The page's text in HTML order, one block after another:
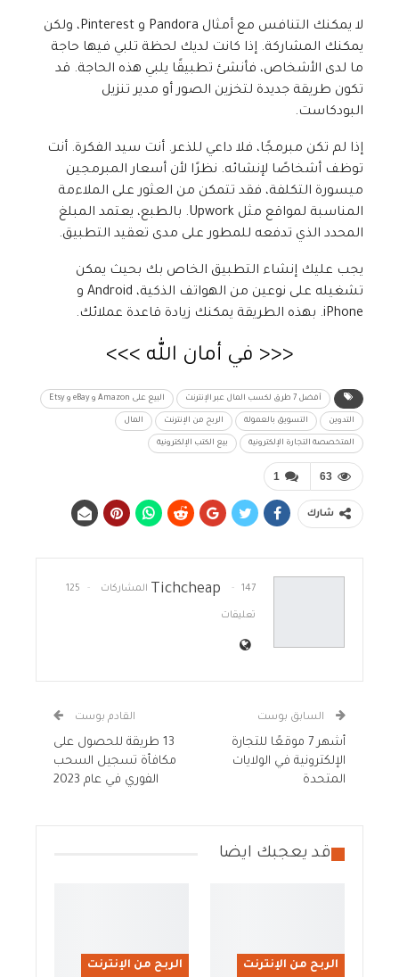
لا يمكنك التنافس مع أمثال Pandora و Pinterest، ولكن
يمكنك المشاركة. إذا كانت لديك لحظة تلبي فيها حاجة
ما لدى الأشخاص، فأنشئ تطبيقًا يلبي هذه الحاجة. قد
تكون طريقة جديدة لتخزين الصور أو مدير تنزيل
البودكاست.
إذا لم تكن مبرمجًا، فلا داعي للذعر. أنت سيد الفكرة. أنت
توظف أشخاصًا لإنشائه. نظرًا لأن أسعار المبرمجين
ميسورة التكلفة، فقد تتمكن من العثور على الملاءمة
المناسبة لمواقع مثل Upwork. بالطبع، يعتمد المبلغ
المحدد الذي تدفعه للمطور على مدى تعقيد التطبيق.
يجب عليك إنشاء التطبيق الخاص بك بحيث يمكن
تشغيله على نوعين من الهواتف الذكية، Android و
iPhone. بهذه الطريقة يمكنك زيادة قاعدة عملائك.
<<< في أمان الله >>>
أفضل 7 طرق لكسب المال عبر الإنترنت البيع على Amazon و eBay و Etsy
التدوين التسويق بالعمولة الربح من الإنترنت المال
المتخصصة التجارة الإلكترونية بيع الكتب الإلكترونية
1 63
شارك
Tichcheap 147 المشاركات 125
تعليقات
السابق بوست
أشهر 7 موقعًا للتجارة
الإلكترونية في الولايات
المتحدة
القادم بوست
13 طريقة للحصول على
مكافأة تسجيل السحب
الفوري في عام 2023
قد يعجبك ايضا
الربح من الإنترنت الربح من الإنترنت